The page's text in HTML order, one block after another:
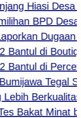
Hiasi Desa
BPD Desa
Dugaan
di Boutiqe
di
Tegal
Berkualitas,
Minat bagi